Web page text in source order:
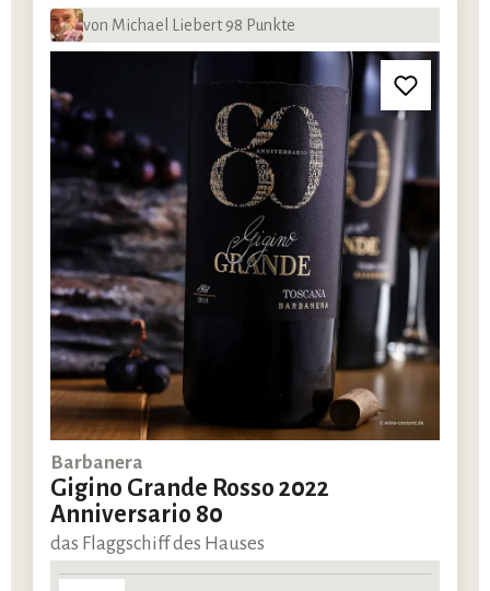
von Michael Liebert 98 Punkte
Barbanera
Gigino Grande Rosso 2022
Anniversario 80
das Flaggschiff des Hauses